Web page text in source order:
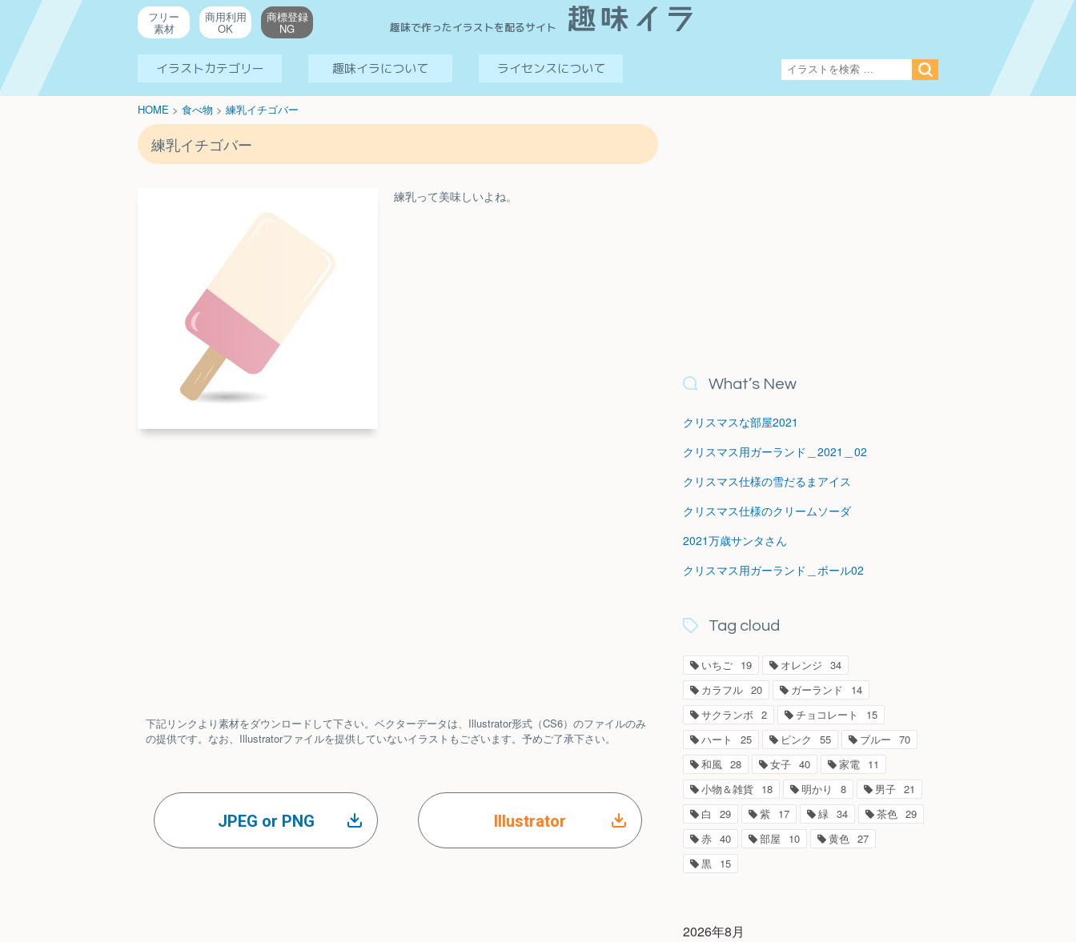
フリー
素材
商用利用
OK
商標登録
NG 趣味で作ったイラストを配るサイト
イラストカテゴリー 趣味イラについて ライセンスについて
HOME > 食べ物 > 練乳イチゴバー
練乳イチゴバー
練乳って美味しいよね。
下記リンクより素材をダウンロードして下さい。ベクターデータは、Illustrator形式（CS6）のファイルのみ
の提供です。なお、Illustratorファイルを提供していないイラストもございます。予めご了承下さい。
JPEG or PNG Illustrator
What’s New
クリスマスな部屋2021
クリスマス用ガーランド＿2021＿02
クリスマス仕様の雪だるまアイス
クリスマス仕様のクリームソーダ
2021万歳サンタさん
クリスマス用ガーランド＿ボール02
Tag cloud
いちご 19 オレンジ 34
カラフル 20 ガーランド
14
サクランボ 2 チョコレート
15
ハート
25 ピンク 55 ブルー 70
和風 28 女子 40 家電 11
小物＆雑貨 18 明かり 8 男子 21
白
29 紫 17 緑 34 茶色 29
赤 40 部屋 10 黄色 27
黒 15
2026年8月